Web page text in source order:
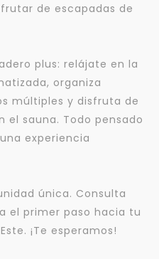
de escapadas de
plus: relájate en la
organiza
múltiples y disfruta de
el sauna. Todo pensado
experiencia
única. Consulta
el primer paso hacia tu
¡Te esperamos!